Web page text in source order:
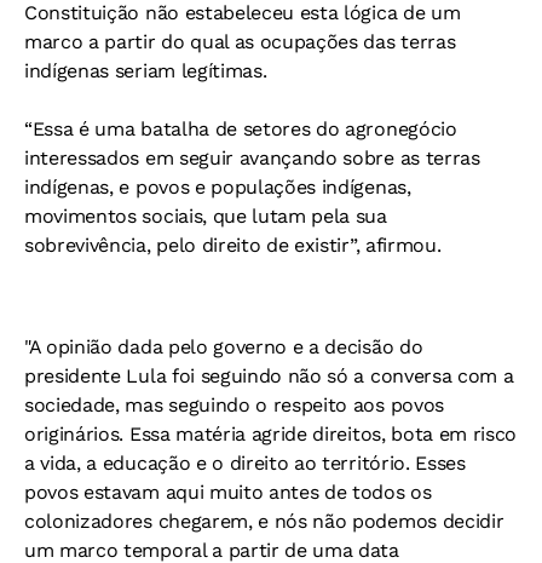
Constituição não estabeleceu esta lógica de um
marco a partir do qual as ocupações das terras
indígenas seriam legítimas.
“Essa é uma batalha de setores do agronegócio
interessados em seguir avançando sobre as terras
indígenas, e povos e populações indígenas,
movimentos sociais, que lutam pela sua
sobrevivência, pelo direito de existir”, afirmou.
"A opinião dada pelo governo e a decisão do
presidente Lula foi seguindo não só a conversa com a
sociedade, mas seguindo o respeito aos povos
originários. Essa matéria agride direitos, bota em risco
a vida, a educação e o direito ao território. Esses
povos estavam aqui muito antes de todos os
colonizadores chegarem, e nós não podemos decidir
um marco temporal a partir de uma data